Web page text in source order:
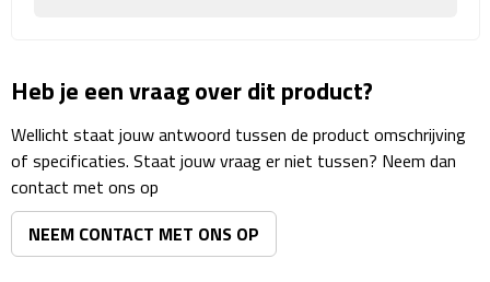
Bagageweegschalen
Bagageriemen
Bagagelabels
Reiskussens
Heb je een vraag over dit product?
Wellicht staat jouw antwoord tussen de product omschrijving
of specificaties. Staat jouw vraag er niet tussen? Neem dan
contact met ons op
NEEM CONTACT MET ONS OP